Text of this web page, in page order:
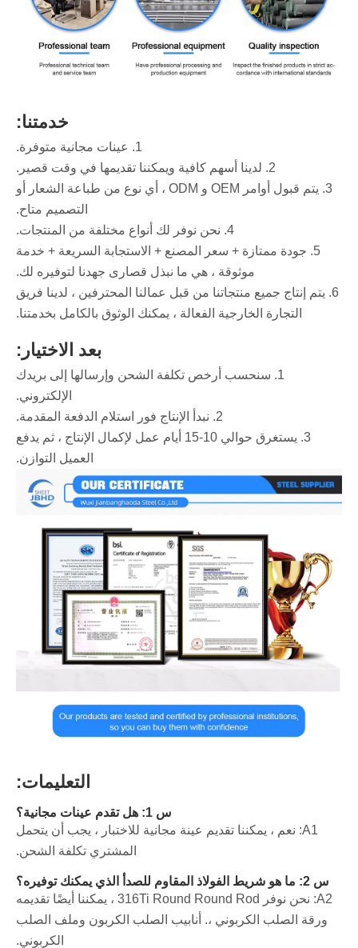
خدمتنا:
1. عينات مجانية متوفرة.
2. لدينا أسهم كافية ويمكننا تقديمها في وقت قصير.
3. يتم قبول أوامر OEM و ODM ، أي نوع من طباعة الشعار أو
التصميم متاح.
4. نحن نوفر لك أنواع مختلفة من المنتجات.
5. جودة ممتازة + سعر المصنع + الاستجابة السريعة + خدمة
موثوقة ، هي ما نبذل قصارى جهدنا لتوفيره لك.
6. يتم إنتاج جميع منتجاتنا من قبل عمالنا المحترفين ، لدينا فريق
التجارة الخارجية الفعالة ، يمكنك الوثوق بالكامل بخدمتنا.
بعد الاختيار:
1. سنحسب أرخص تكلفة الشحن وإرسالها إلى بريدك
الإلكتروني.
2. نبدأ الإنتاج فور استلام الدفعة المقدمة.
3. يستغرق حوالي 10-15 أيام عمل لإكمال الإنتاج ، ثم يدفع
العميل التوازن.
التعليمات:
س 1: هل تقدم عينات مجانية؟
A1: نعم ، يمكننا تقديم عينة مجانية للاختبار ، يجب أن يتحمل
المشتري تكلفة الشحن.
س 2: ما هو شريط الفولاذ المقاوم للصدأ الذي يمكنك توفيره؟
A2: نحن نوفر 316Ti Round Round Rod ، يمكننا أيضًا تقديمه
ورقة الصلب الكربوني ،. أنابيب الصلب الكربون وملف الصلب
الكربوني.